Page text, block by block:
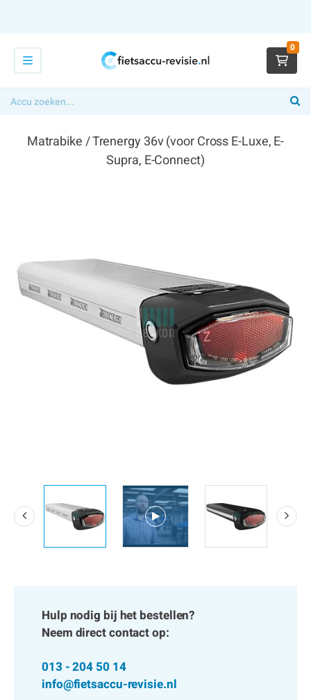
0
Matrabike / Trenergy 36v (voor Cross E-Luxe, E-
Supra, E-Connect)
Hulp nodig bij het bestellen?
Neem direct contact op:
013 - 204 50 14
info@fietsaccu-revisie.nl